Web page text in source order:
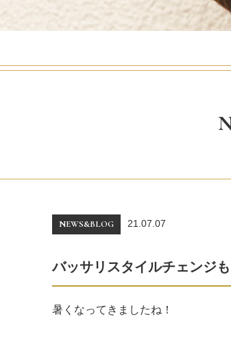
NEWS&BLOG 21.07.07
バッサリスタイルチェンジ
暑くなってきましたね！